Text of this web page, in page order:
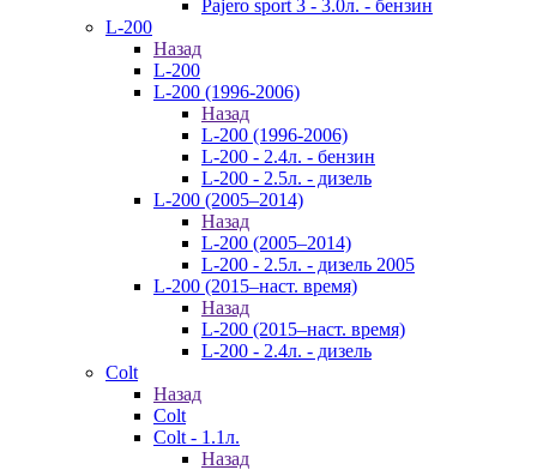
Pajero sport 3 - 3.0л. - бензин
L-200
Назад
L-200
L-200 (1996-2006)
Назад
L-200 (1996-2006)
L-200 - 2.4л. - бензин
L-200 - 2.5л. - дизель
L-200 (2005–2014)
Назад
L-200 (2005–2014)
L-200 - 2.5л. - дизель 2005
L-200 (2015–наст. время)
Назад
L-200 (2015–наст. время)
L-200 - 2.4л. - дизель
Colt
Назад
Colt
Colt - 1.1л.
Назад